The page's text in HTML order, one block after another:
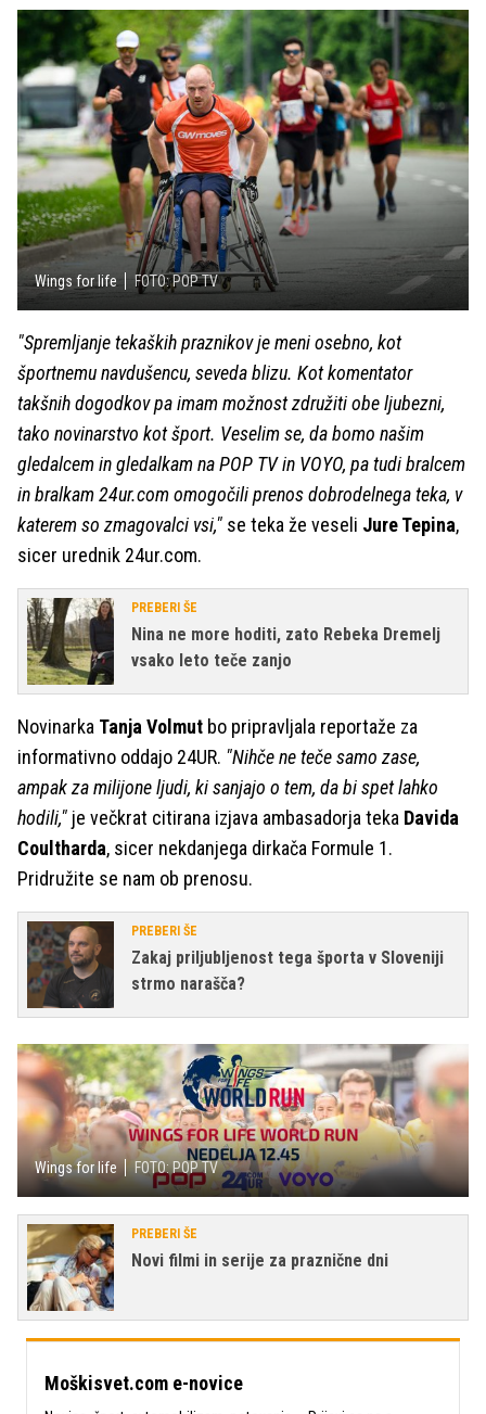
Wings for life FOTO: POP TV
"Spremljanje tekaških praznikov je meni osebno, kot
športnemu navdušencu, seveda blizu. Kot komentator
takšnih dogodkov pa imam možnost združiti obe ljubezni,
tako novinarstvo kot šport. Veselim se, da bomo našim
gledalcem in gledalkam na POP TV in VOYO, pa tudi bralcem
in bralkam 24ur.com omogočili prenos dobrodelnega teka, v
katerem so zmagovalci vsi," se teka že veseli Jure Tepina,
sicer urednik 24ur.com.
PREBERI ŠE
Nina ne more hoditi, zato Rebeka Dremelj
vsako leto teče zanjo
Novinarka Tanja Volmut bo pripravljala reportaže za
informativno oddajo 24UR. "Nihče ne teče samo zase,
ampak za milijone ljudi, ki sanjajo o tem, da bi spet lahko
hodili," je večkrat citirana izjava ambasadorja teka Davida
Coultharda, sicer nekdanjega dirkača Formule 1.
Pridružite se nam ob prenosu.
PREBERI ŠE
Zakaj priljubljenost tega športa v Sloveniji
strmo narašča?
Wings for life FOTO: POP TV
PREBERI ŠE
Novi filmi in serije za praznične dni
Moškisvet.com e-novice